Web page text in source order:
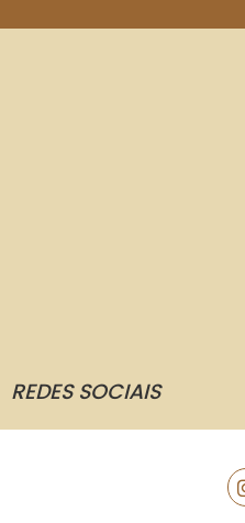
REDES SOCIAIS